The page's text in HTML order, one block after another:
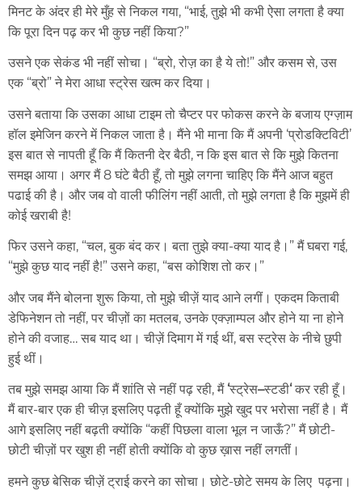
मिनट के अंदर ही मेरे मुँह से निकल गया, “भाई, तुझे भी कभी ऐसा लगता है क्या
कि पूरा दिन पढ़ कर भी कुछ नहीं किया?”
उसने एक सेकंड भी नहीं सोचा। “ब्रो, रोज़ का है ये तो!” और कसम से, उस
एक “ब्रो” ने मेरा आधा स्ट्रेस खत्म कर दिया।
उसने बताया कि उसका आधा टाइम तो चैप्टर पर फोकस करने के बजाय एग्ज़ाम
हॉल इमेजिन करने में निकल जाता है। मैंने भी माना कि मैं अपनी ‘प्रोडक्टिविटी’
इस बात से नापती हूँ कि मैं कितनी देर बैठी, न कि इस बात से कि मुझे कितना
समझ आया। अगर मैं 8 घंटे बैठी हूँ, तो मुझे लगना चाहिए कि मैंने आज बहुत
पढाई की है। और जब वो वाली फीलिंग नहीं आती, तो मुझे लगता है कि मुझमें ही
कोई खराबी है!
फिर उसने कहा, “चल, बुक बंद कर। बता तुझे क्या-क्या याद है।” मैं घबरा गई,
“मुझे कुछ याद नहीं है!” उसने कहा, “बस कोशिश तो कर।”
और जब मैंने बोलना शुरू किया, तो मुझे चीज़ें याद आने लगीं। एकदम किताबी
डेफिनेशन तो नहीं, पर चीज़ों का मतलब, उनके एक्ज़ाम्पल और होने या ना होने
होने की वजाह… सब याद था। चीज़ें दिमाग में गई थीं, बस स्ट्रेस के नीचे छुपी
हुई थीं।
तब मुझे समझ आया कि मैं शांति से नहीं पढ़ रही, मैं ‘स्ट्रेस–स्टडी‘ कर रही हूँ।
मैं बार-बार एक ही चीज़ इसलिए पढ़ती हूँ क्योंकि मुझे खुद पर भरोसा नहीं है। मैं
आगे इसलिए नहीं बढ़ती क्योंकि “कहीं पिछला वाला भूल न जाऊँ?” मैं छोटी-
छोटी चीज़ों पर खुश ही नहीं होती क्योंकि वो कुछ ख़ास नहीं लगतीं।
हमने कुछ बेसिक चीज़ें ट्राई करने का सोचा। छोटे-छोटे समय के लिए पढ़ना।